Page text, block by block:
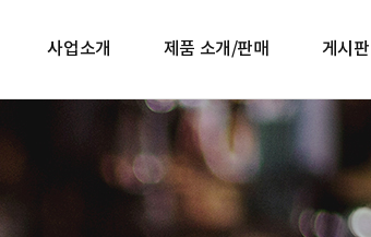
사업소개 제품 소개/판매 게시판